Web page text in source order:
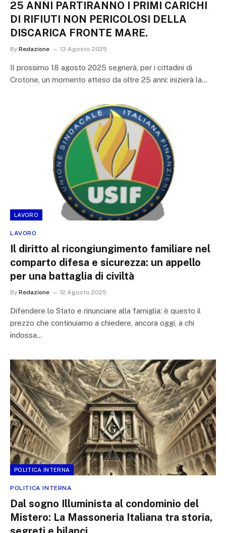
25 ANNI PARTIRANNO I PRIMI CARICHI
DI RIFIUTI NON PERICOLOSI DELLA
DISCARICA FRONTE MARE.
By Redazione 13 Agosto 2025
Il prossimo 18 agosto 2025 segnerà, per i cittadini di
Crotone, un momento atteso da oltre 25 anni: inizierà la…
LAVORO
LAVORO
Il diritto al ricongiungimento familiare nel
comparto difesa e sicurezza: un appello
per una battaglia di civiltà
By Redazione 12 Agosto 2025
Difendere lo Stato e rinunciare alla famiglia: è questo il
prezzo che continuiamo a chiedere, ancora oggi, a chi
indossa…
POLITICA INTERNA
POLITICA INTERNA
Dal sogno Illuminista al condominio del
Mistero: La Massoneria Italiana tra storia,